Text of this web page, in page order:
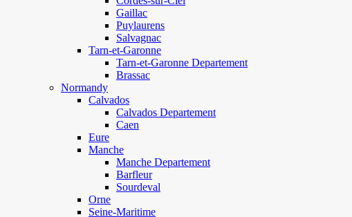
Gaillac
Puylaurens
Salvagnac
Tarn-et-Garonne
Tarn-et-Garonne Departement
Brassac
Normandy
Calvados
Calvados Departement
Caen
Eure
Manche
Manche Departement
Barfleur
Sourdeval
Orne
Seine-Maritime